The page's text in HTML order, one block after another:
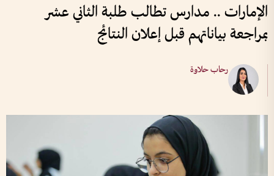
الإمارات .. مدارس تطالب طلبة الثاني عشر
بمراجعة بياناتهم قبل إعلان النتائج
رحاب حلاوة